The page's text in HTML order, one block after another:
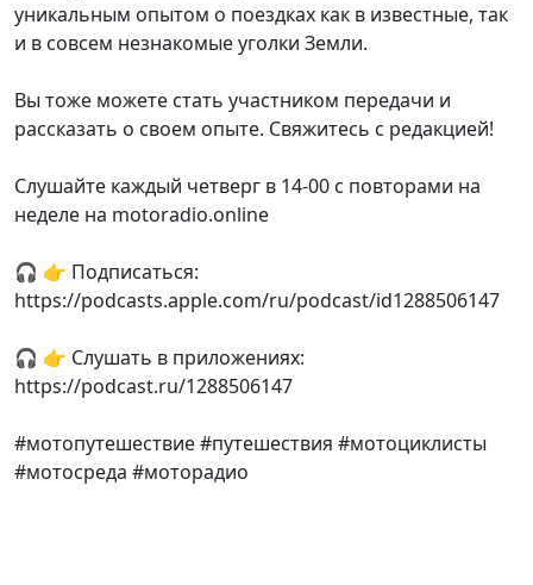
уникальным опытом о поездках как в известные, так
и в совсем незнакомые уголки Земли.
Вы тоже можете стать участником передачи и
рассказать о своем опыте. Свяжитесь с редакцией!
Слушайте каждый четверг в 14-00 с повторами на
неделе на motoradio.online
🎧 👉 Подписаться:
https://podcasts.apple.com/ru/podcast/id1288506147
🎧 👉 Слушать в приложениях:
https://podcast.ru/1288506147
#мотопутешествие #путешествия #мотоциклисты
#мотосреда #моторадио